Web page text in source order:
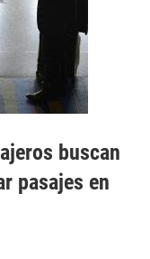
buscan
pasajes en